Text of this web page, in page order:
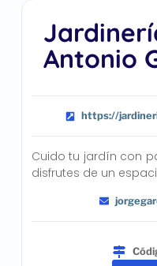
Antonio
https://
Cuido tu jardín con
disfrutes de un